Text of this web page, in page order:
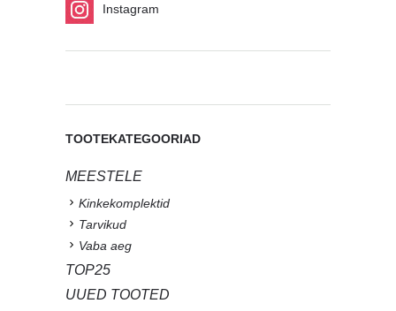
Instagram
TOOTEKATEGOORIAD
MEESTELE
Kinkekomplektid
Tarvikud
Vaba aeg
TOP25
UUED TOOTED